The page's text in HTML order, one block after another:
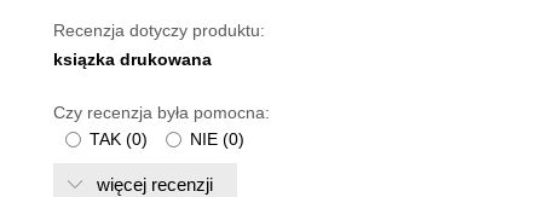
Recenzja dotyczy produktu:
ksiązka drukowana
Czy recenzja była pomocna:
TAK (0) NIE (0)
więcej recenzji